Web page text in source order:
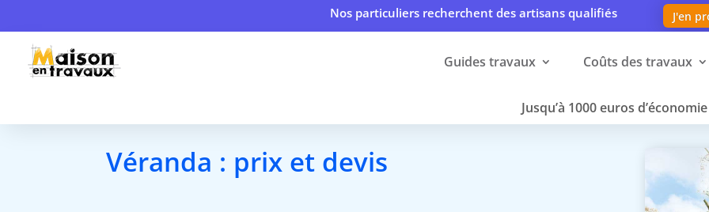
Nos particuliers recherchent des artisans qualifiés J'en
Guides travaux Coûts des travaux
Jusqu’à 1000 euros
Véranda : prix et devis